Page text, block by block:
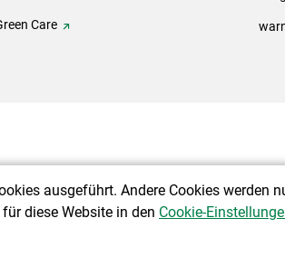
Care
ausgeführt. Andere Cookies werden
diese Website in den Cookie-